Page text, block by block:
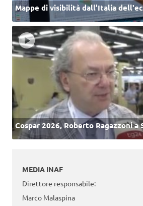
Mappe di visibilità dall’Italia
Cospar 2026, Roberto Ragazzoni a
MEDIA INAF
Direttore responsabile:
Marco Malaspina